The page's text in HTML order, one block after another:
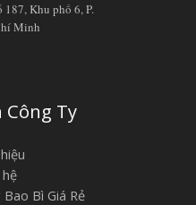
Khu phố 6, P.
Minh
Ty
Bì Giá Rẻ